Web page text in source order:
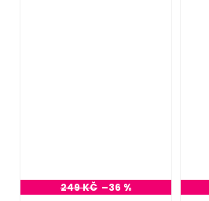
249 KČ –36 %